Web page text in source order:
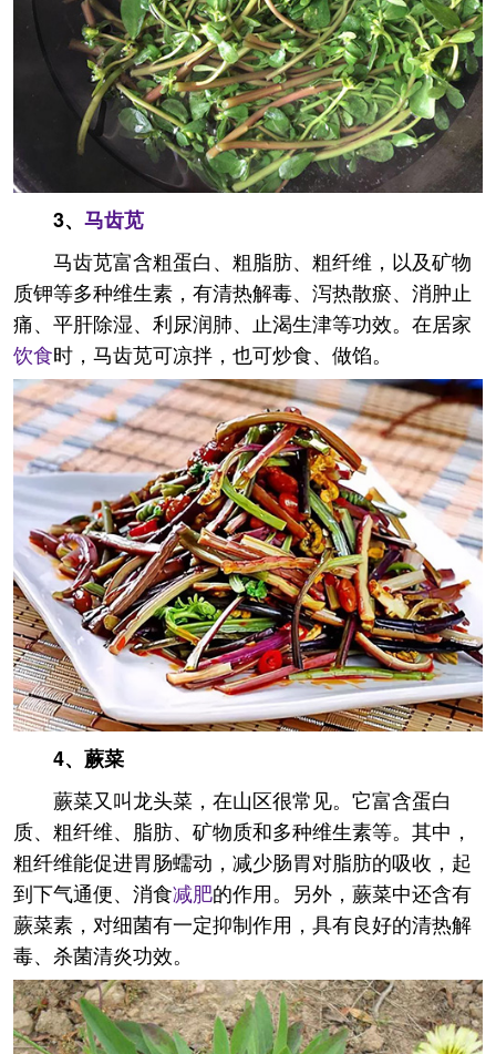
3、 马齿苋
马齿苋富含粗蛋白、粗脂肪、粗纤维，以及矿物
质钾等多种维生素，有清热解毒、泻热散瘀、消肿止
痛、平肝除湿、利尿润肺、止渴生津等功效。在居家
饮食时，马齿苋可凉拌，也可炒食、做馅。
4、蕨菜
蕨菜又叫龙头菜，在山区很常见。它富含蛋白
质、粗纤维、脂肪、矿物质和多种维生素等。其中，
粗纤维能促进胃肠蠕动，减少肠胃对脂肪的吸收，起
到下气通便、消食减肥的作用。另外，蕨菜中还含有
蕨菜素，对细菌有一定抑制作用，具有良好的清热解
毒、杀菌清炎功效。